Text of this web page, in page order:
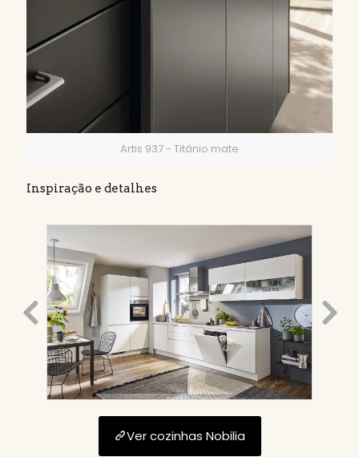
Artis 937 - Titânio mate
Inspiração e detalhes
Ver cozinhas Nobilia